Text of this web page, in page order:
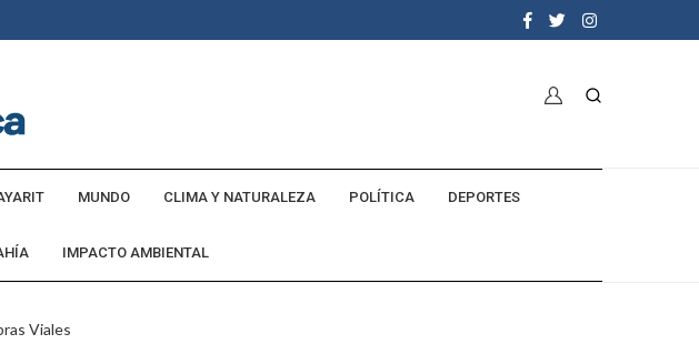
MUNDO CLIMA Y NATURALEZA POLÍTICA DEPORTES
IMPACTO AMBIENTAL
Viales